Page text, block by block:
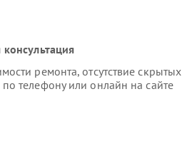
ремонта, отсутствие скрытых
телефону или онлайн на сайте